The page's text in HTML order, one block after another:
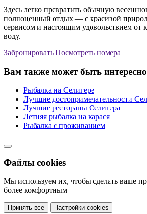
Здесь легко превратить обычную
полноценный отдых — с красивой
сервисом и настоящим удовольствием от
воду.
Забронировать Посмотреть номера
Вам также может быть
Рыбалка на Селигере
Лучшие достопримечательности
Лучшие рестораны Селигера
Летняя рыбалка на карася
Рыбалка с проживанием
Файлы cookies
Мы используем их, чтобы сделать ваше
более комфортным
Принять все Настройки cookies